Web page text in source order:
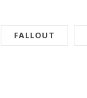
FALLOUT